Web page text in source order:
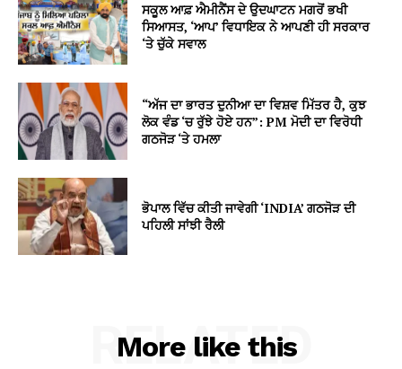
ਸਕੂਲ ਆਫ਼ ਐਮੀਨੈਂਸ ਦੇ ਉਦਘਾਟਨ ਮਗਰੋਂ ਭਖੀ
ਸਿਆਸਤ, ‘ਆਪ’ ਵਿਧਾਇਕ ਨੇ ਆਪਣੀ ਹੀ ਸਰਕਾਰ
‘ਤੇ ਚੁੱਕੇ ਸਵਾਲ
“ਅੱਜ ਦਾ ਭਾਰਤ ਦੁਨੀਆ ਦਾ ਵਿਸ਼ਵ ਮਿੱਤਰ ਹੈ, ਕੁਝ
ਲੋਕ ਵੰਡ ‘ਚ ਰੁੱਝੇ ਹੋਏ ਹਨ”: PM ਮੋਦੀ ਦਾ ਵਿਰੋਧੀ
ਗਠਜੋੜ ‘ਤੇ ਹਮਲਾ
ਭੋਪਾਲ ਵਿੱਚ ਕੀਤੀ ਜਾਵੇਗੀ ‘INDIA’ ਗਠਜੋੜ ਦੀ
ਪਹਿਲੀ ਸਾਂਝੀ ਰੈਲੀ
More like this
RELATED